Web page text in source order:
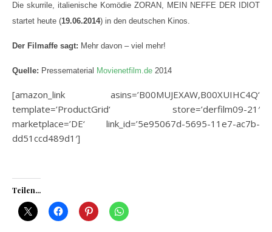
Die skurrile, italienische Komödie ZORAN, MEIN NEFFE DER IDIOT
startet heute (19.06.2014) in den deutschen Kinos.
Der Filmaffe sagt: Mehr davon – viel mehr!
Quelle: Pressematerial Movienetfilm.de 2014
[amazon_link asins=’B00MUJEXAW,B00XUIHC4Q‘
template=’ProductGrid‘ store=’derfilm09-21′
marketplace=’DE‘ link_id=’5e95067d-5695-11e7-ac7b-
dd51ccd489d1′]
Teilen...